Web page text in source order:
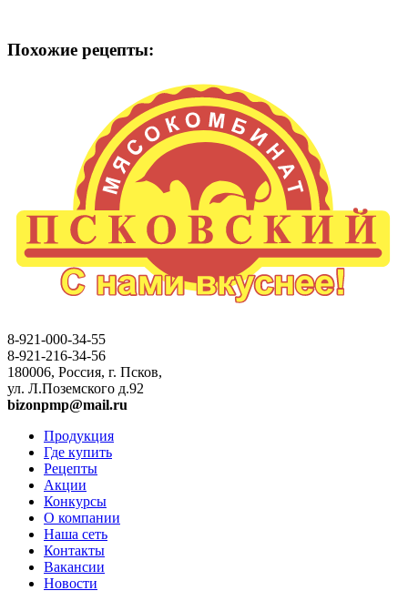
Похожие рецепты:
8-921-000-34-55
8-921-216-34-56
180006, Россия, г. Псков,
ул. Л.Поземского д.92
bizonpmp@mail.ru
Продукция
Где купить
Рецепты
Акции
Конкурсы
О компании
Наша сеть
Контакты
Вакансии
Новости